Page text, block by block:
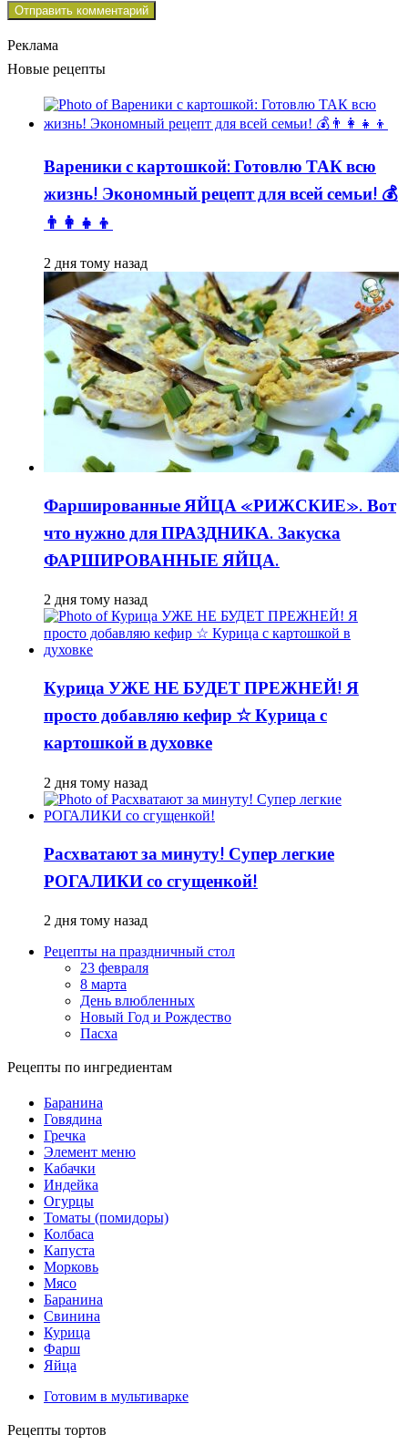
Реклама
Новые рецепты
Вареники с картошкой: Готовлю ТАК всю
жизнь! Экономный рецепт для всей семьи! 💰
👨👩👧👦
2 дня тому назад
Фаршированные ЯЙЦА «РИЖСКИЕ». Вот
что нужно для ПРАЗДНИКА. Закуска
ФАРШИРОВАННЫЕ ЯЙЦА.
2 дня тому назад
Курица УЖЕ НЕ БУДЕТ ПРЕЖНЕЙ! Я
просто добавляю кефир ☆ Курица с
картошкой в духовке
2 дня тому назад
Расхватают за минуту! Супер легкие
РОГАЛИКИ со сгущенкой!
2 дня тому назад
Рецепты на праздничный стол
23 февраля
8 марта
День влюбленных
Новый Год и Рождество
Пасха
Рецепты по ингредиентам
Баранина
Говядина
Гречка
Элемент меню
Кабачки
Индейка
Огурцы
Томаты (помидоры)
Колбаса
Капуста
Морковь
Мясо
Баранина
Свинина
Курица
Фарш
Яйца
Готовим в мультиварке
Рецепты тортов